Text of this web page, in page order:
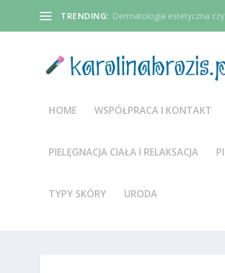
TRENDING: Dermatologia estetyczna
HOME WSPÓŁPRACA I KONTAKT
PIELĘGNACJA CIAŁA I RELAKSACJA
TYPY SKÓRY URODA